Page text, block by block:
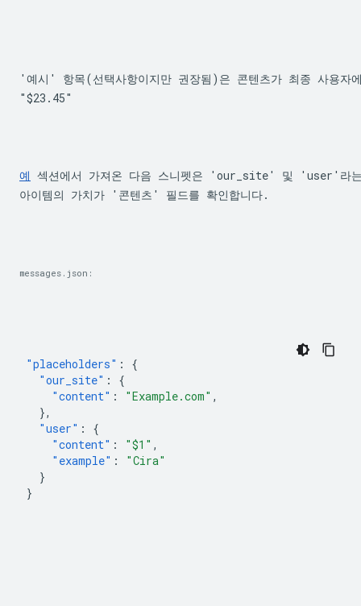
"$23.45"
예 섹션에서 가져온 다음 스니펫은 'our_site' 및 'user'라
아이템의 가치가 '콘텐츠' 필드를 확인합니다.
messages.json:
"placeholders" :
{
"our_site" :
{
"content" : "Example.com" ,
},
"user" :
{
"content" : "$1" ,
"example" :
"Cira"
}
}